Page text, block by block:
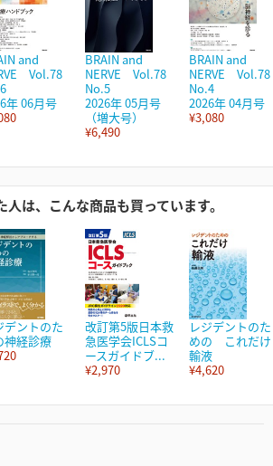
and
Vol.78
年 06月号
BRAIN and
NERVE Vol.78
No.5
2026年 05月号
（増大号）
¥6,490
BRAIN and
NERVE Vol.78
No.4
2026年 04月号
¥3,080
人は、こんな商品も買っています。
デントのた
神経診療
改訂第5版日本救
急医学会ICLSコ
ースガイドブ...
¥2,970
レジデントのた
めの これだけ
輸液
¥4,620